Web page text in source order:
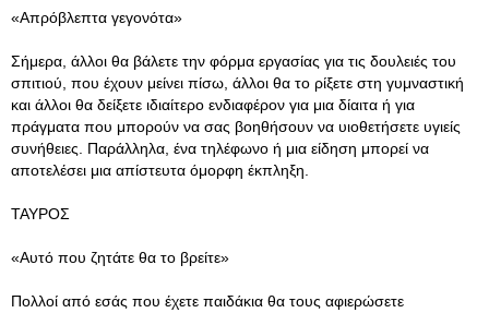
«Απρόβλεπτα γεγονότα»
Σήμερα, άλλοι θα βάλετε την φόρμα εργασίας για τις δουλειές του
σπιτιού, που έχουν μείνει πίσω, άλλοι θα το ρίξετε στη γυμναστική
και άλλοι θα δείξετε ιδιαίτερο ενδιαφέρον για μια δίαιτα ή για
πράγματα που μπορούν να σας βοηθήσουν να υιοθετήσετε υγιείς
συνήθειες. Παράλληλα, ένα τηλέφωνο ή μια είδηση μπορεί να
αποτελέσει μια απίστευτα όμορφη έκπληξη.
ΤΑΥΡΟΣ
«Αυτό που ζητάτε θα το βρείτε»
Πολλοί από εσάς που έχετε παιδάκια θα τους αφιερώσετε